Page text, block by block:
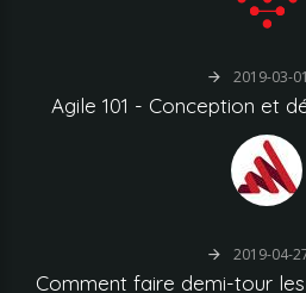
2019-03-01
Agile 101 - Conception et
2019-04-
Comment faire demi-tour les